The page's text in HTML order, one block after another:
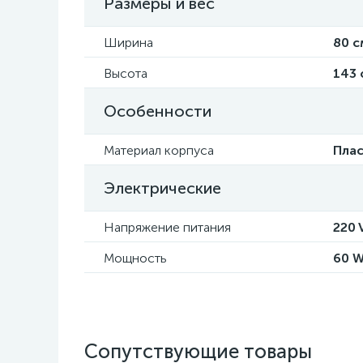
Ширина
80
Высота
143
Особенности
Материал корпуса
Электрические
Напряжение питания
220
Мощность
60
Сопутствующие товары